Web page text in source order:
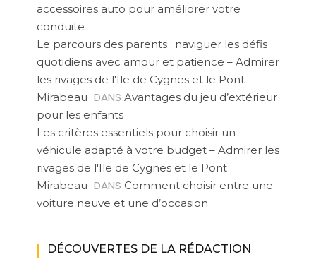
accessoires auto pour améliorer votre
conduite
Le parcours des parents : naviguer les défis
quotidiens avec amour et patience – Admirer
les rivages de l'Ile de Cygnes et le Pont
Mirabeau DANS Avantages du jeu d’extérieur
pour les enfants
Les critères essentiels pour choisir un
véhicule adapté à votre budget – Admirer les
rivages de l'Ile de Cygnes et le Pont
Mirabeau DANS Comment choisir entre une
voiture neuve et une d’occasion
DÉCOUVERTES DE LA RÉDACTION